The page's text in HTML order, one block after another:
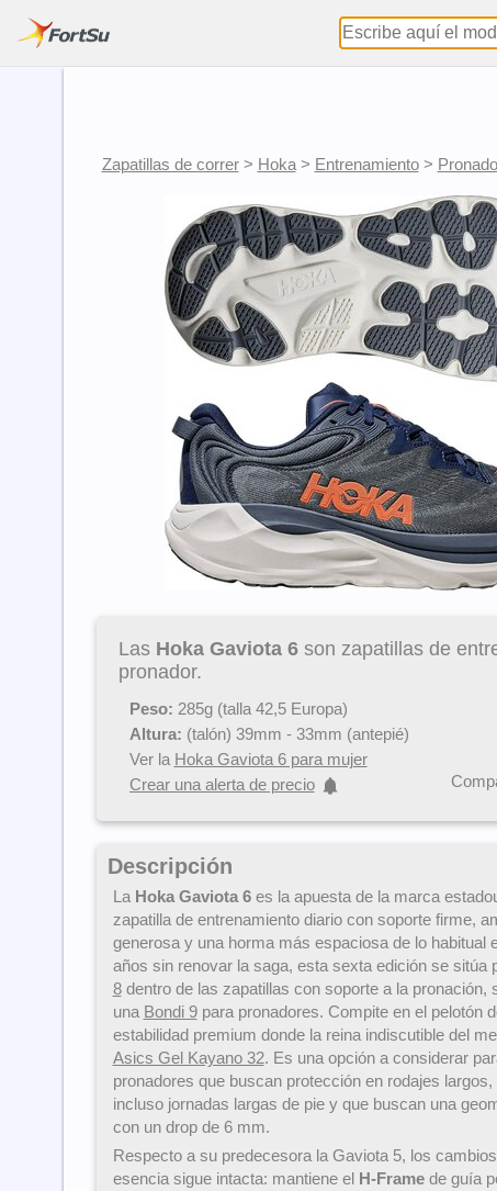
Zapatillas de correr> Hoka> Entrenamiento>
Las Hoka Gaviota 6son zapatillas de
pronador.
Peso: 285g (talla 42,5 Europa)
Altura: (talón) 39mm - 33mm (antepié)
Ver la Hoka Gaviota 6 para mujer
Crear una alerta de precio
Descripción
La Hoka Gaviota 6es la apuesta de la marca
zapatilla de entrenamiento diario con soporte firme,
generosa y una horma más espaciosa de lo habitual
años sin renovar la saga, esta sexta edición se sitúa
8dentro de las zapatillas con soporte a la pronación,
una Bondi 9para pronadores. Compite en el pelotón
estabilidad premium donde la reina indiscutible del
Asics Gel Kayano 32. Es una opción a considerar
pronadores que buscan protección en rodajes
incluso jornadas largas de pie y que buscan una
con un drop de 6 mm.
Respecto a su predecesora la Gaviota 5, los
esencia sigue intacta: mantiene el H-Framede guía